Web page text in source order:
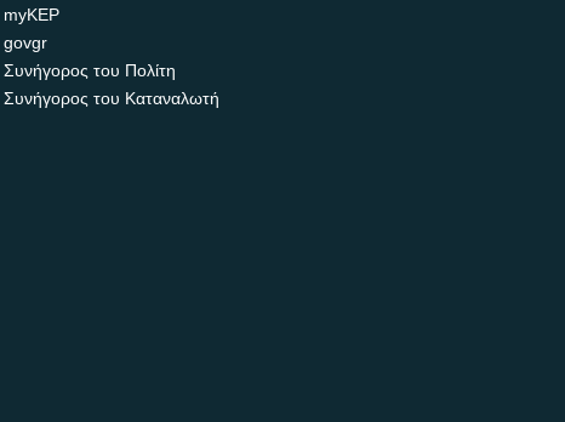
myKEP
govgr
Συνήγορος του Πολίτη
Συνήγορος του Καταναλωτή